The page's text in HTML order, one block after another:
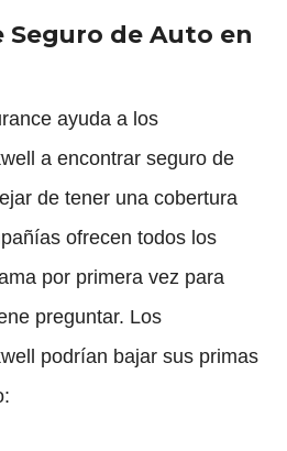
Seguro de Auto en
ayuda a los
a encontrar seguro de
de tener una cobertura
ofrecen todos los
por primera vez para
preguntar. Los
podrían bajar sus primas